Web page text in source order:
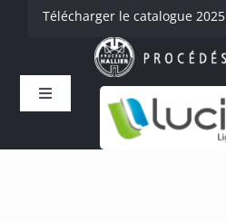
PasserTélécharger le catalogue 2025
Toggle
Navigation